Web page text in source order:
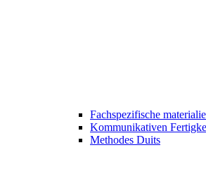
Fachspezifische
Kommunikativen
Methodes Duits